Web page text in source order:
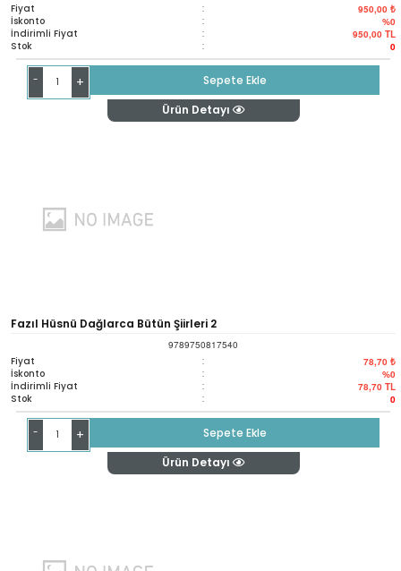
Fiyat : 950,00 ₺
İskonto : %0
İndirimli Fiyat : 950,00 TL
Stok : 0
- +
Sepete Ekle
Ürün Detayı
Fazıl Hüsnü Dağlarca Bütün Şiirleri 2
9789750817540
Fiyat : 78,70 ₺
İskonto : %0
İndirimli Fiyat : 78,70 TL
Stok : 0
- +
Sepete Ekle
Ürün Detayı